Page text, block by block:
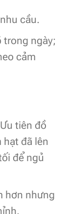
cầu.
trong ngày;
cảm
tiên đồ
hạt đã lên
để ngủ
hơn nhưng